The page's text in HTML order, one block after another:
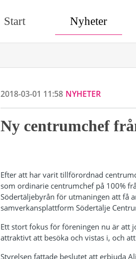
Start Nyheter
2018-03-01 11:58 NYHETER
Ny centrumchef
Efter att har varit tillförordnad
som ordinarie centrumchef på 100%
Södertäljebyrån för utmaningen att få
samverkansplattform Södertälje
Ett stort fokus för föreningen nu är att
attraktivt att besöka och vistas i, och
Styrelsen fattade beslutet att erbjuda